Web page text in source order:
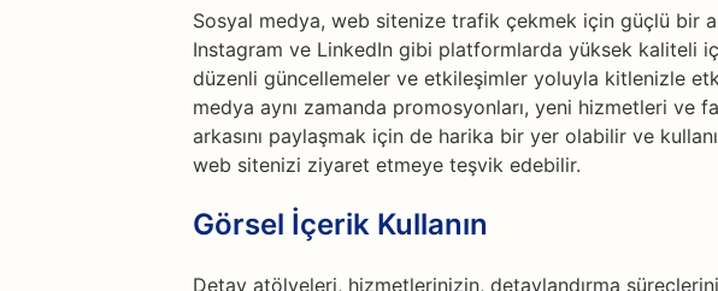
Sosyal medya, web sitenize trafik çekmek için güçlü bir
Instagram ve LinkedIn gibi platformlarda yüksek kaliteli
düzenli güncellemeler ve etkileşimler yoluyla kitlenizle
medya aynı zamanda promosyonları, yeni hizmetleri ve
arkasını paylaşmak için de harika bir yer olabilir ve
web sitenizi ziyaret etmeye teşvik edebilir.
Görsel İçerik Kullanın
Detay atölyeleri, hizmetlerinizin, detaylandırma